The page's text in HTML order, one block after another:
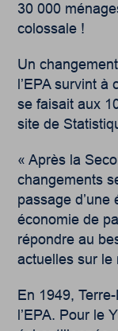
30 000
colossale !
Un
l’EPA survint
se faisait aux
site de
« Après la
changements
passage
économie de
répondre au
actuelles sur le
En 1949,
l’EPA. Pour le